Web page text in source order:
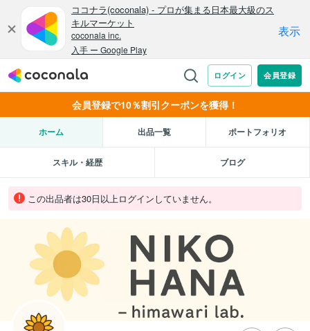
会員登録で10％割引クーポンを獲得！
ホーム 出品一覧 ポートフォリオ
スキル・経歴 ブログ
この出品者は30日以上ログインしていません。